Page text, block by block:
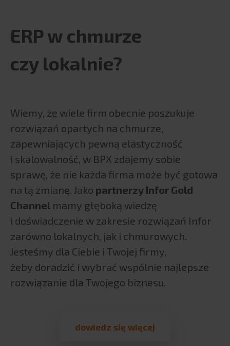
ERP w chmurze
czy lokalnie?
Wiemy, że wiele firm obecnie poszukuje
rozwiązań opartych na chmurze,
zapewniających pewną elastyczność
i skalowalność, w BPX zdajemy sobie
sprawę, że nie każda firma może być gotowa
na tą zmianę. Jako partnerzy Infor Gold
Channel mamy głęboką wiedzę
i doświadczenie w zakresie rozwiązań Infor
zarówno lokalnych, jak i chmurowych.
Jesteśmy dla Ciebie i Twojej firmy,
żeby doradzić i wybrać wspólnie najlepsze
rozwiązanie dla Twojego biznesu.
dowiedz się więcej